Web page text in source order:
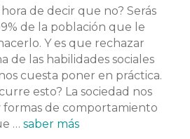
de decir que no? Serás
de la población que le
Y es que rechazar
de las habilidades sociales
cuesta poner en práctica.
esto? La sociedad nos
formas de comportamiento
… saber más